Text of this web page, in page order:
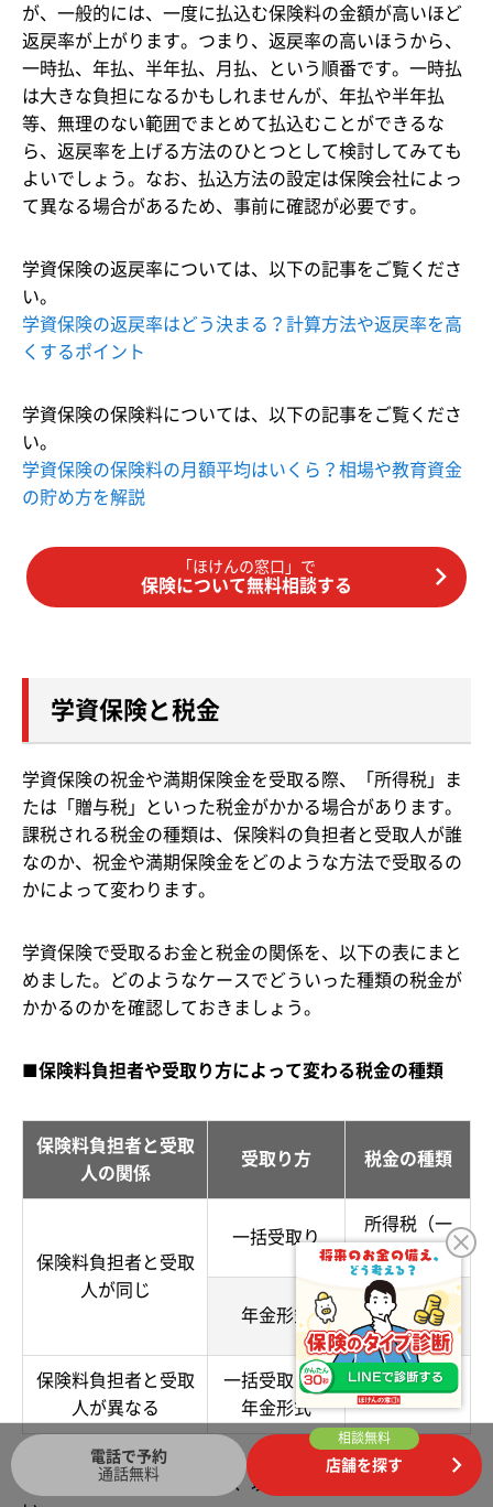
が、一般的には、一度に払込む保険料の金額が高いほど
返戻率が上がります。つまり、返戻率の高いほうから、
一時払、年払、半年払、月払、という順番です。一時払
は大きな負担になるかもしれませんが、年払や半年払
等、無理のない範囲でまとめて払込むことができるな
ら、返戻率を上げる方法のひとつとして検討してみても
よいでしょう。なお、払込方法の設定は保険会社によっ
て異なる場合があるため、事前に確認が必要です。
学資保険の返戻率については、以下の記事をご覧くださ
い。
学資保険の返戻率はどう決まる？計算方法や返戻率を高
くするポイント
学資保険の保険料については、以下の記事をご覧くださ
い。
学資保険の保険料の月額平均はいくら？相場や教育資金
の貯め方を解説
「ほけんの窓口」で
保険について無料相談する
学資保険と税金
学資保険の祝金や満期保険金を受取る際、「所得税」ま
たは「贈与税」といった税金がかかる場合があります。
課税される税金の種類は、保険料の負担者と受取人が誰
なのか、祝金や満期保険金をどのような方法で受取るの
かによって変わります。
学資保険で受取るお金と税金の関係を、以下の表にまと
めました。どのようなケースでどういった種類の税金が
かかるのかを確認しておきましょう。
■保険料負担者や受取り方によって変わる税金の種類
保険料負担者と受取
人の関係
受取り方 税金の種類
保険料負担者と受取
人が同じ
一括受取り
所得税（一
時所得）
年金形式
所得税（雑
所得）
保険料負担者と受取
人が異なる
一括受取り、
年金形式
贈与税
学資保険の税金については、以下の記事をご覧くださ
電話で予約
通話無料
店舗を探す
相談無料